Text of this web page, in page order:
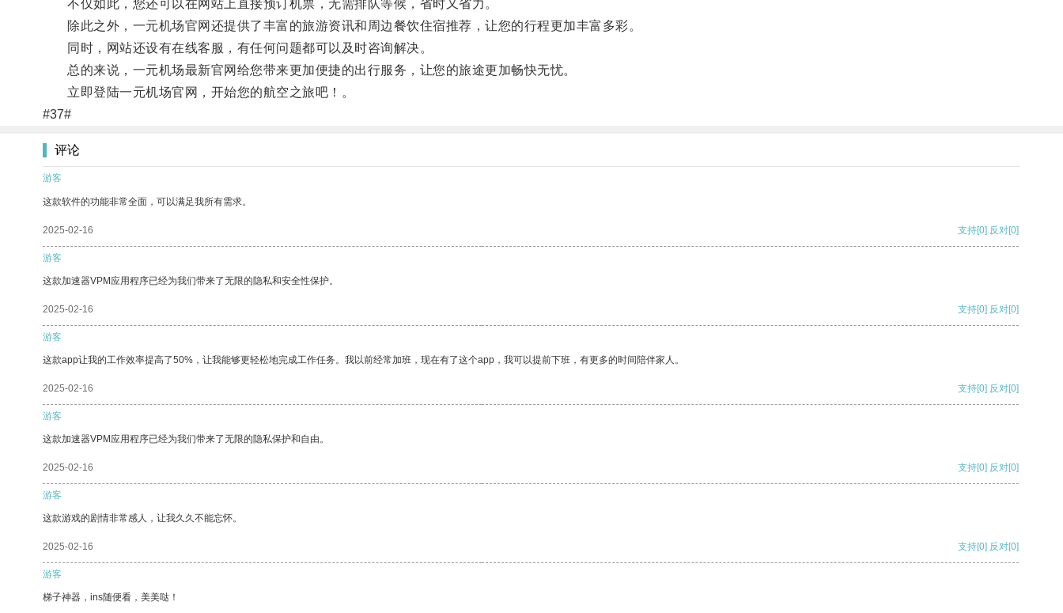
不仅如此，您还可以在网站上直接预订机票，无需排队等候，省时又省力。
除此之外，一元机场官网还提供了丰富的旅游资讯和周边餐饮住宿推荐，让您的行程更加丰富多彩。
同时，网站还设有在线客服，有任何问题都可以及时咨询解决。
总的来说，一元机场最新官网给您带来更加便捷的出行服务，让您的旅途更加畅快无忧。
立即登陆一元机场官网，开始您的航空之旅吧！。
#37#
评论
游客
这款软件的功能非常全面，可以满足我所有需求。
2025-02-16 支持[0] 反对[0]
游客
这款加速器VPM应用程序已经为我们带来了无限的隐私和安全性保护。
2025-02-16 支持[0] 反对[0]
游客
这款app让我的工作效率提高了50%，让我能够更轻松地完成工作任务。我以前经常加班，现在有了这个app，我可以提前下班，有更多的时间陪伴家人。
2025-02-16 支持[0] 反对[0]
游客
这款加速器VPM应用程序已经为我们带来了无限的隐私保护和自由。
2025-02-16 支持[0] 反对[0]
游客
这款游戏的剧情非常感人，让我久久不能忘怀。
2025-02-16 支持[0] 反对[0]
游客
梯子神器，ins随便看，美美哒！